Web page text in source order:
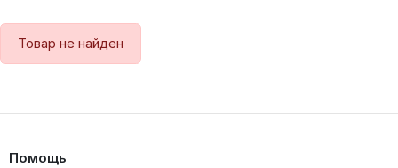
Товар не найден
Помощь